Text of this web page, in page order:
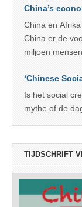
China’s
China en
China er de
miljoen
‘Chinese
Is het social
mythe of de
TIJDSCHRIFT